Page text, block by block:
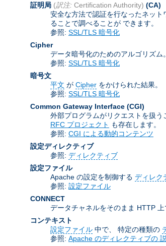
証明局 (訳注: Certification Authority) (CA)
安全な方法で認証を行なったネッ
ることで調べることが できます。
参照: SSL/TLS 暗号化
Cipher
データ暗号化のためのアルゴリズム
参照: SSL/TLS 暗号化
暗号文
平文 が Cipher をかけられた結果。
参照: SSL/TLS 暗号化
Common Gateway Interface (CGI)
外部プログラムがリクエストを扱
RFC プロジェクト も存在します。
参照: CGI による動的コンテンツ
設定ディレクティブ
参照: ディレクティブ
設定ファイル
Apache の設定を制御する ディレク
参照: 設定ファイル
CONNECT
データチャネルをそのまま HTTP
コンテキスト
設定ファイル 中で、 特定の種類の
参照: Apache のディレクティブの